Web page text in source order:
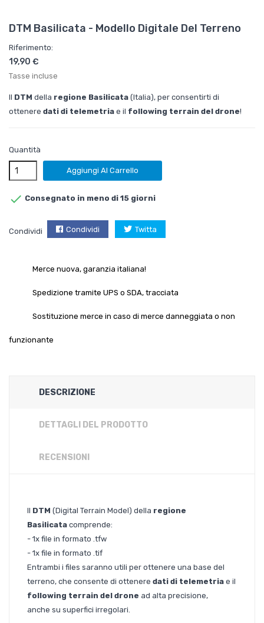
DTM Basilicata - Modello Digitale Del Terreno
Riferimento:
19,90 €
Tasse incluse
Il DTM della regione Basilicata (Italia), per consentirti di
ottenere dati di telemetria e il following terrain del drone!
Quantità
Aggiungi Al Carrello
 Consegnato in meno di 15 giorni
Condividi Condividi Twitta
Merce nuova, garanzia italiana!
Spedizione tramite UPS o SDA, tracciata
Sostituzione merce in caso di merce danneggiata o non
funzionante
DESCRIZIONE
DETTAGLI DEL PRODOTTO
RECENSIONI
Il DTM (Digital Terrain Model) della regione
Basilicata comprende:
- 1x file in formato .tfw
- 1x file in formato .tif
Entrambi i files saranno utili per ottenere una base del
terreno, che consente di ottenere dati di telemetria e il
following terrain del drone ad alta precisione,
anche su superfici irregolari.